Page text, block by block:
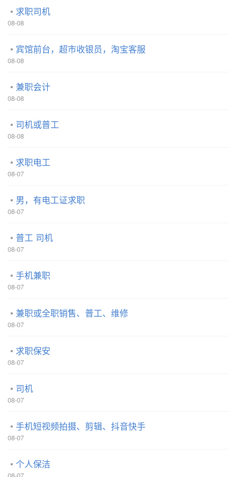
求职司机
08-08
宾馆前台，超市收银员，淘宝客服
08-08
兼职会计
08-08
司机或普工
08-08
求职电工
08-07
男，有电工证求职
08-07
普工 司机
08-07
手机兼职
08-07
兼职或全职销售、普工、维修
08-07
求职保安
08-07
司机
08-07
手机短视频拍摄、剪辑、抖音快手
08-07
个人保洁